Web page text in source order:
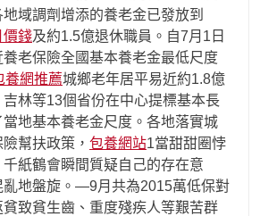
域調劑增添的養老金已發放到
價錢及約1.5億退休職員。自7月1日
老保險全國基本養老金最低尺度
養網推薦城鄉老年居平易近約1.8億
林等13個省份在中心提標基本長
地基本養老金尺度。各地落實城
幫扶政策， 包養網站1當甜甜圈悖
紙鶴會瞬間質疑自己的存在意
亂地盤旋。—9月共為2015萬低保對
致貧生齒、重度殘疾人等艱苦群